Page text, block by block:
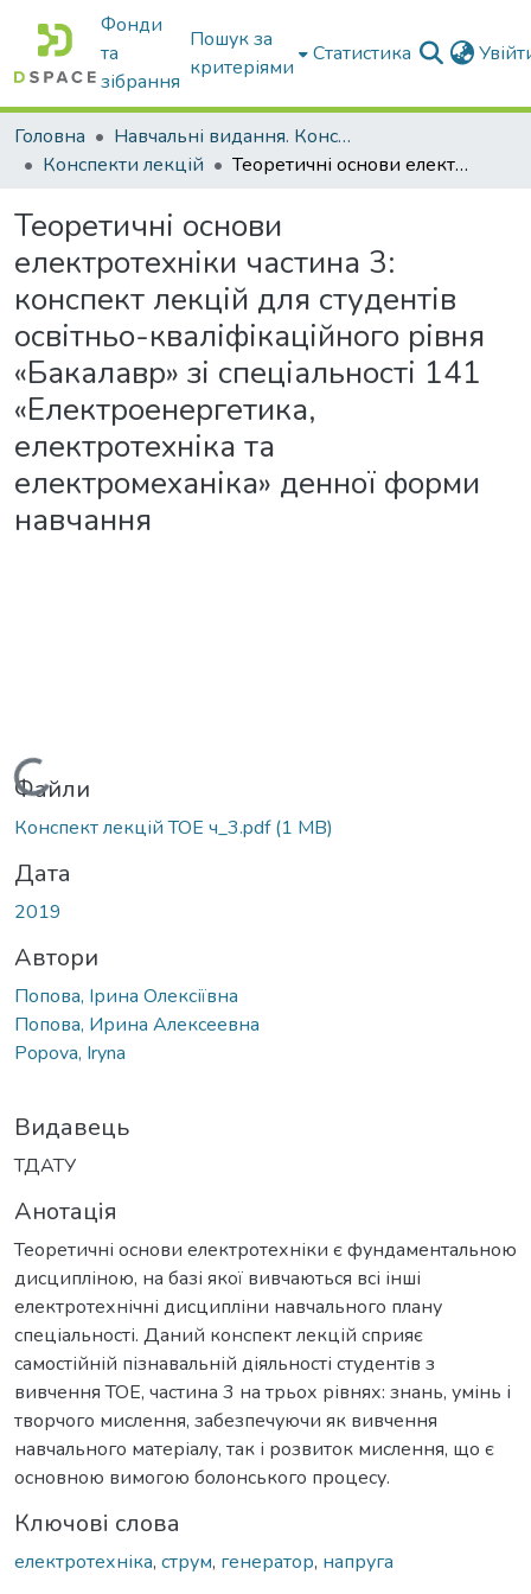
Фонди
та
зібрання
Пошук за
критеріями
Статистика
Головна
Навчальні видання. Конспекти лекцій
Конспекти лекцій
Теоретичні основи електротехніки частина 3: конспект лекцій для студентів освітньо-кваліфікаційного рівня «Бакалавр» зі спеціальності 141 «Електроенергетика, електротехніка та електромеханіка» денної форми навчання
Теоретичні основи
електротехніки частина 3:
конспект лекцій для студентів
освітньо-кваліфікаційного рівня
«Бакалавр» зі спеціальності 141
«Електроенергетика,
електротехніка та
електромеханіка» денної форми
навчання
Вантажиться...
Файли
Конспект лекцій ТОЕ ч_3.pdf(1 MB)
Дата
2019
Автори
Попова, Ірина Олексіївна
Попова, Ирина Алексеевна
Popova, Iryna
Видавець
ТДАТУ
Анотація
Теоретичні основи електротехніки є фундаментальною
дисципліною, на базі якої вивчаються всі інші
електротехнічні дисципліни навчального плану
спеціальності. Даний конспект лекцій сприяє
самостійній пізнавальній діяльності студентів з
вивчення ТОЕ, частина 3 на трьох рівнях: знань, умінь і
творчого мислення, забезпечуючи як вивчення
навчального матеріалу, так і розвиток мислення, що є
основною вимогою болонського процесу.
Ключові слова
електротехніка, струм, генератор, напруга